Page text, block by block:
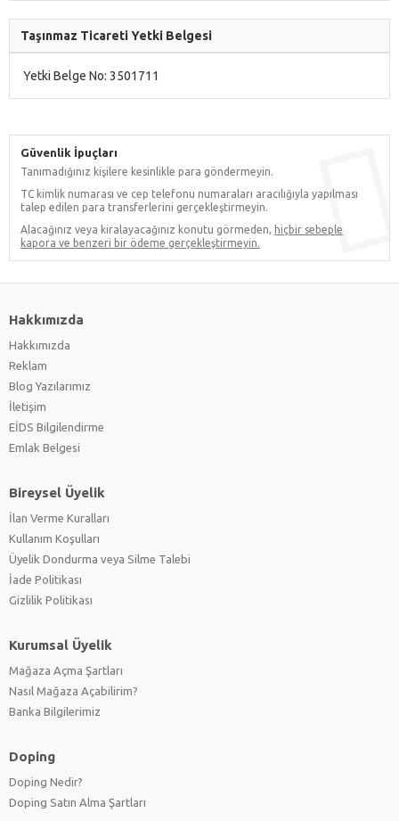
Taşınmaz Ticareti Yetki Belgesi
Yetki Belge No: 3501711
Güvenlik İpuçları
Tanımadığınız kişilere kesinlikle para göndermeyin.
TC kimlik numarası ve cep telefonu numaraları aracılığıyla yapılması
talep edilen para transferlerini gerçekleştirmeyin.
Alacağınız veya kiralayacağınız konutu görmeden,
hiçbir sebeple
kapora ve benzeri bir ödeme gerçekleştirmeyin.
Hakkımızda
Hakkımızda
Reklam
Blog Yazılarımız
İletişim
EİDS Bilgilendirme
Emlak Belgesi
Bireysel Üyelik
İlan Verme Kuralları
Kullanım Koşulları
Üyelik Dondurma veya Silme Talebi
İade Politikası
Gizlilik Politikası
Kurumsal Üyelik
Mağaza Açma Şartları
Nasıl Mağaza Açabilirim?
Banka Bilgilerimiz
Doping
Doping Nedir?
Doping Satın Alma Şartları